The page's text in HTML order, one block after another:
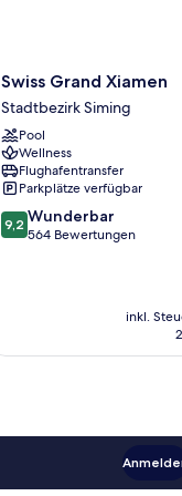
Swiss
Grand
Xiamen
Stadtbezirk
Siming
Swiss Grand Xiamen
Stadtbezirk Siming
Pool
Wellness
Flughafentransfer
Parkplätze verfügbar
9.2
von
9,2 Wunderbar
564 Bewertungen
inkl.